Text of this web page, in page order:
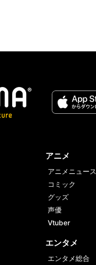
アニメ
アニメニュース
コミック
グッズ
声優
Vtuber
エンタメ
エンタメ総合